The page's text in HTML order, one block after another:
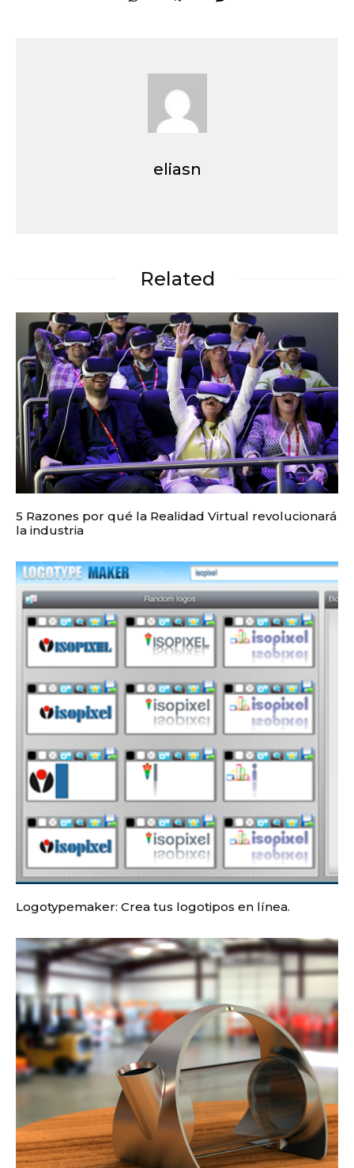
eliasn
Related
5 Razones por qué la Realidad Virtual revolucionará
la industria
Logotypemaker: Crea tus logotipos en línea.